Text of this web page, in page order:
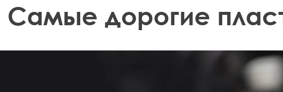
Самые дорогие